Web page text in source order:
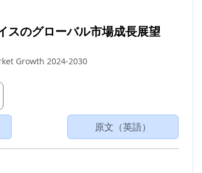
スのグローバル市場成長展望
Growth 2024-2030
原文（英語）